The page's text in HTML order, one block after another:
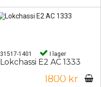
31517-1401 I lager
Lokchassi E2 AC 1333
1800 kr